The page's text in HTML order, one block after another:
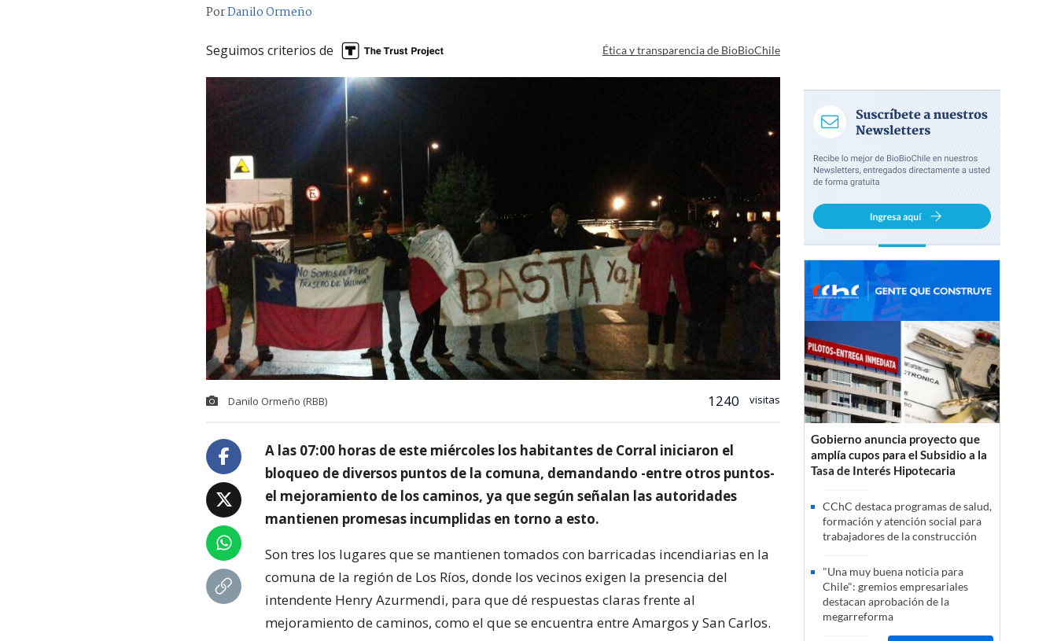
PorDanilo Ormeño
Seguimos criterios de Ética y transparencia de BioBioChile
Danilo Ormeño (RBB) 1240 visitas
A las 07:00 horas de este miércoles los habitantes de Corral iniciaron el
bloqueo de diversos puntos de la comuna, demandando -entre otros puntos-
el mejoramiento de los caminos, ya que según señalan las autoridades
mantienen promesas incumplidas en torno a esto.
Son tres los lugares que se mantienen tomados con barricadas incendiarias en la
comuna de la región de Los Ríos, donde los vecinos exigen la presencia del
intendente Henry Azurmendi, para que dé respuestas claras frente al
mejoramiento de caminos, como el que se encuentra entre Amargos y San Carlos.
Gobierno anuncia proyecto que
amplía cupos para el Subsidio a la
Tasa de Interés Hipotecaria
CChC destaca programas de salud,
formación y atención social para
trabajadores de la construcción
"Una muy buena noticia para
Chile": gremios empresariales
destacan aprobación de la
megarreforma